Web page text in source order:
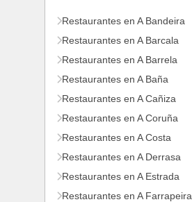
Restaurantes en A Bandeira
Restaurantes en A Barcala
Restaurantes en A Barrela
Restaurantes en A Baña
Restaurantes en A Cañiza
Restaurantes en A Coruña
Restaurantes en A Costa
Restaurantes en A Derrasa
Restaurantes en A Estrada
Restaurantes en A Farrapeira